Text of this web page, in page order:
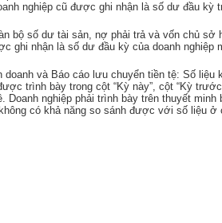
nghiệp cũ được ghi nhận là số dư đầu kỳ
bộ số dư tài sản, nợ phải trả và vốn chủ sở
ghi nhận là số dư đầu kỳ của doanh nghiệp
và Báo cáo lưu chuyển tiền tệ: Số liệu
trình bày trong cột “Kỳ này”, cột “Kỳ
Doanh nghiệp phải trình bày trên thuyết minh
có khả năng so sánh được với số liệu ở